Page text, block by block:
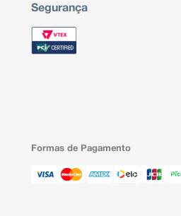
Segurança
Formas de Pagamento